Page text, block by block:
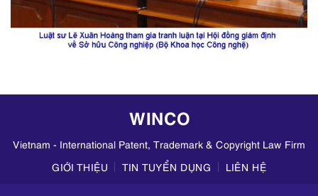
WINCO
Vietnam - International Patent, Trademark & Copyright Law Firm
GIỚI THIỆU
TIN TUYỂN DỤNG LIÊN HỆ